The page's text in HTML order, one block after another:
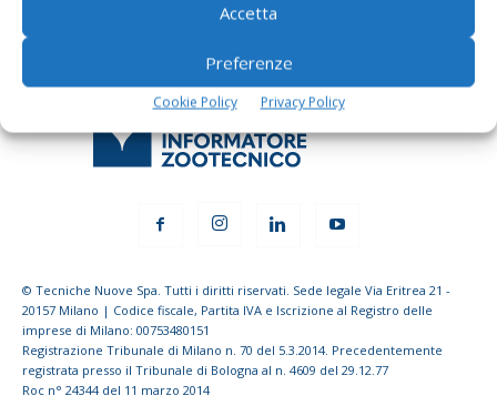
Accetta
Preferenze
Cookie Policy Privacy Policy
© Tecniche Nuove Spa. Tutti i diritti riservati. Sede legale Via Eritrea 21 -
20157 Milano | Codice fiscale, Partita IVA e Iscrizione al Registro delle
imprese di Milano: 00753480151
Registrazione Tribunale di Milano n. 70 del 5.3.2014. Precedentemente
registrata presso il Tribunale di Bologna al n. 4609 del 29.12.77
Roc n° 24344 del 11 marzo 2014